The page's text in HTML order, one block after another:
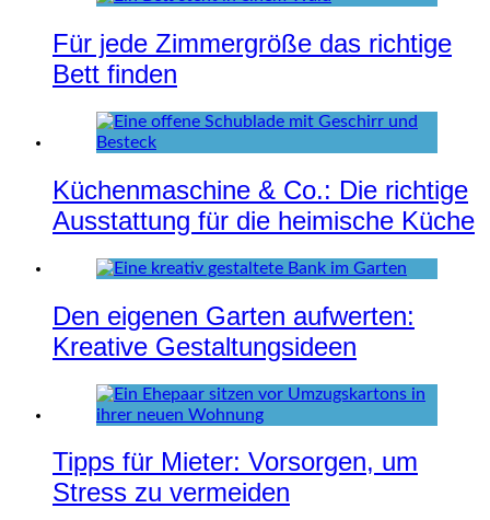
Für jede Zimmergröße das richtige
Bett finden
Küchenmaschine & Co.: Die richtige
Ausstattung für die heimische Küche
Den eigenen Garten aufwerten:
Kreative Gestaltungsideen
Tipps für Mieter: Vorsorgen, um
Stress zu vermeiden